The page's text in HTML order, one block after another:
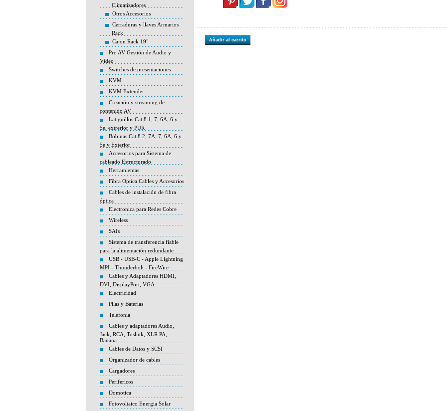
Climatizadores
Otros Accesorios
Cerraduras y llaves Armarios
Rack
Cajon Rack 19"
Pro AV Gestión de Audio y
Vídeo
Switches de presentaciones
KVM
KVM Extender
Creación y streaming de
contenido AV
Latiguillos Cat 8.1, 7, 6A, 6 y
5e, extrerior y PUR
Bobinas Cat 8.2, 7A, 7, 6A, 6 y
5e y Exterior
Accesorios para Sistema de
cableado Estructurado
Herramientas
Fibra Optica Cables y Accesorios
Cables de instalación de fibra
óptica
Electronica para Redes Cobre
Wireless
SAIs
Sistema de transferencia fiable
para la alimentación redundante
USB - USB-C - Apple Lightning
MPI - Thunderbolt - FireWire
Cables y Adaptadores HDMI,
DVI, DisplayPort, VGA
Electricidad
Pilas y Baterias
Telefonia
Cables y adaptadores Audio,
Jack, RCA, Toslink, XLR PA,
Banana
Cables de Datos y SCSI
Organizador de cables
Cargadores
Perifericos
Domotica
Fotovoltaico Energia Solar
Añadir al carrito